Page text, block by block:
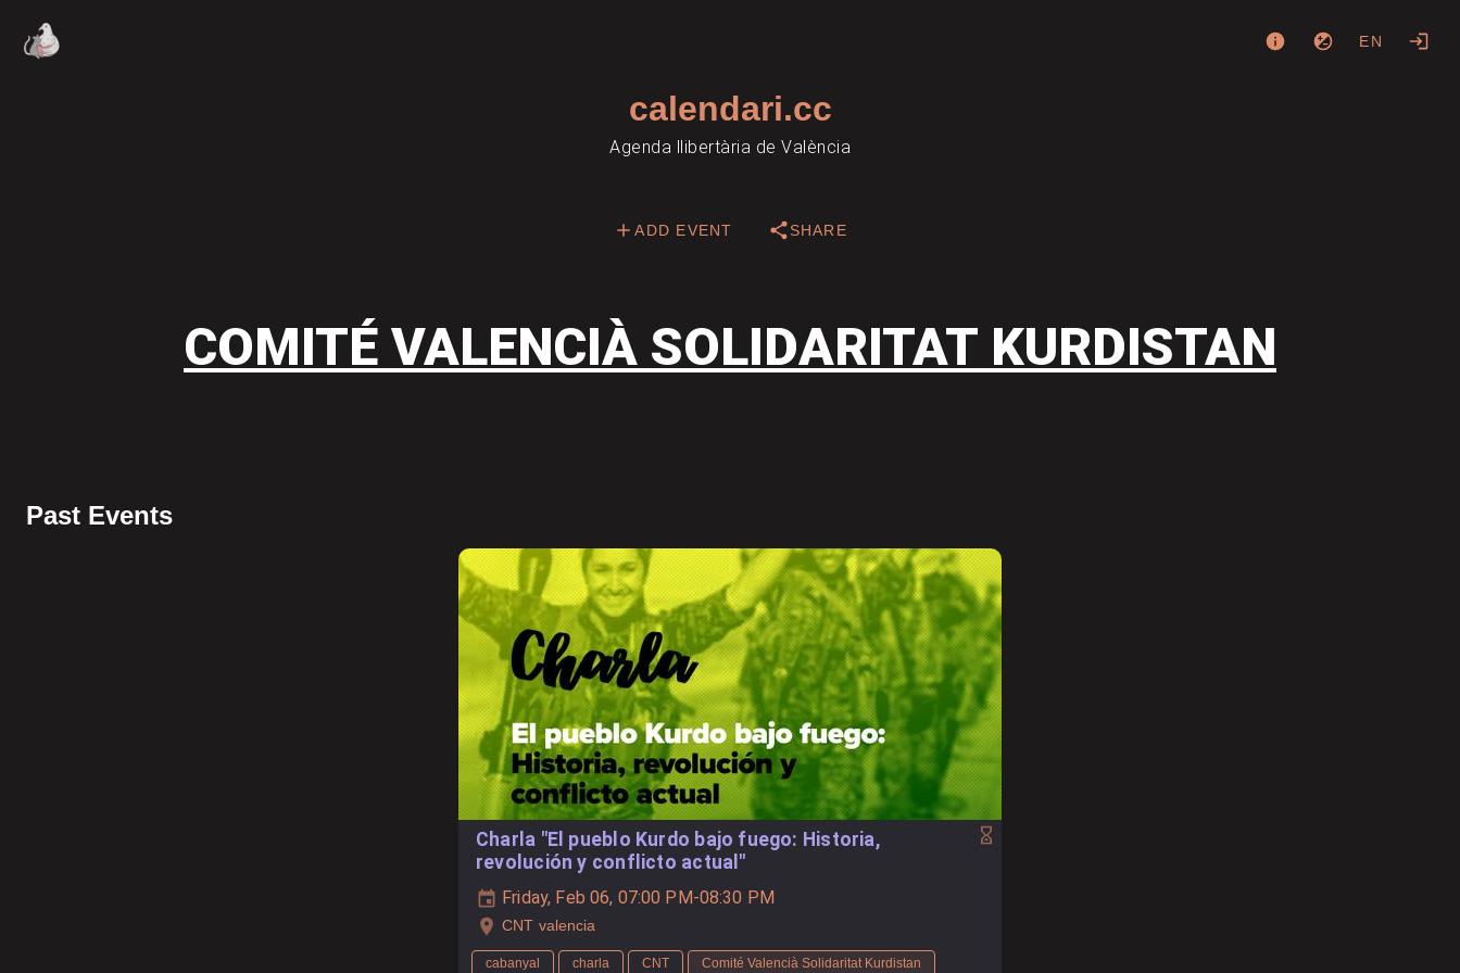
EN
calendari.cc
Agenda llibertària de València
ADD EVENT SHARE
COMITÉ VALENCIÀ SOLIDARITAT KURDISTAN
Past Events
Charla "El pueblo Kurdo bajo fuego: Historia,
revolución y conflicto actual"
Friday, Feb 06, 07:00 PM-08:30 PM
CNT valencia
cabanyal charla CNT Comité Valencià Solidaritat Kurdistan